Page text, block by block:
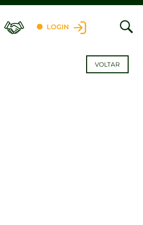
LOGIN
VOLTAR